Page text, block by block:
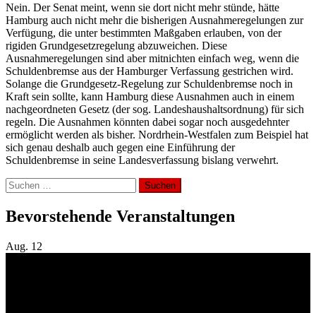
Nein. Der Senat meint, wenn sie dort nicht mehr stünde, hätte
Hamburg auch nicht mehr die bisherigen Ausnahmeregelungen zur
Verfügung, die unter bestimmten Maßgaben erlauben, von der
rigiden Grundgesetzregelung abzuweichen. Diese
Ausnahmeregelungen sind aber mitnichten einfach weg, wenn die
Schuldenbremse aus der Hamburger Verfassung gestrichen wird.
Solange die Grundgesetz-Regelung zur Schuldenbremse noch in
Kraft sein sollte, kann Hamburg diese Ausnahmen auch in einem
nachgeordneten Gesetz (der sog. Landeshaushaltsordnung) für sich
regeln. Die Ausnahmen könnten dabei sogar noch ausgedehnter
ermöglicht werden als bisher. Nordrhein-Westfalen zum Beispiel hat
sich genau deshalb auch gegen eine Einführung der
Schuldenbremse in seine Landesverfassung bislang verwehrt.
Suchen
nach:
Bevorstehende Veranstaltungen
Aug. 12